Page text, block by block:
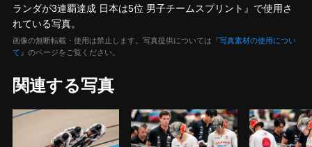
ランダが3連覇達成 日本は5位 男子チームスプリント』で使用さ
れている写真。
画像の無断転載・使用は禁止します。写真提供については『写真素材の使用につい
て 』のページをご覧ください。
関連する写真